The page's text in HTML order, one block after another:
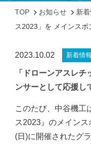
歴史
施工事例
CSR
安全・品質への取
TOP お知らせ 新
ス2023」を メインスポ
2023.10.02 新着情報
「ドローンアスレ
ンサーとして応援し
このたび、中谷機工
ス2023』のメイン
(日)に開催されたグ